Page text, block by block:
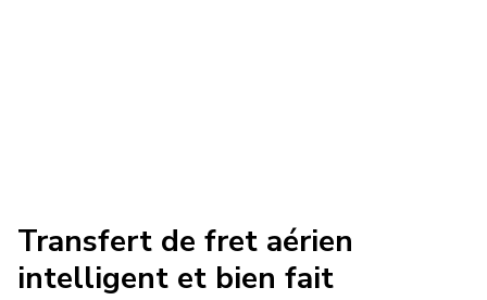
Transfert de fret aérien
intelligent et bien fait